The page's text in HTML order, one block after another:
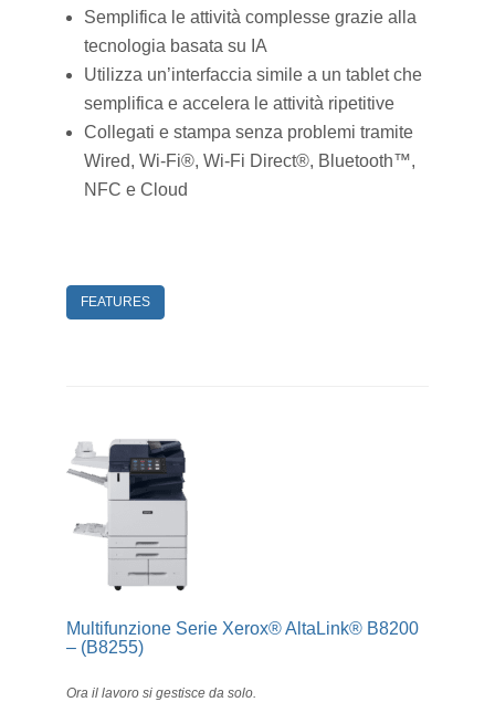
Semplifica le attività complesse grazie alla
tecnologia basata su IA
Utilizza un’interfaccia simile a un tablet che
semplifica e accelera le attività ripetitive
Collegati e stampa senza problemi tramite
Wired, Wi-Fi®, Wi-Fi Direct®, Bluetooth™,
NFC e Cloud
FEATURES
Multifunzione Serie Xerox® AltaLink® B8200
– (B8255)
Ora il lavoro si gestisce da solo.